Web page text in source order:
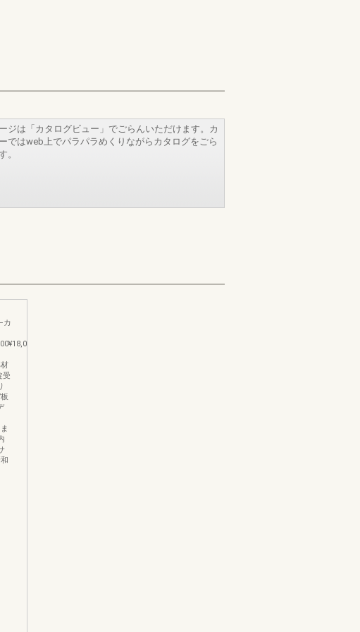
ジは「カタログビュー」でごらんいただけます。カ
ではweb上でパラパラめくりながらカタログをごら
。
カ
受